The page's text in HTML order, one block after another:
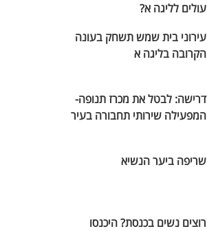
עולים לליגה א?
עירוני בית שמש תשחק בעונה
הקרובה בליגה א
דרישה: לבטל את מכרז תנופה-
המפעילה שירותי תחבורה בעיר
שריפה ביער הנשיא
רוצים נשים בכנסת? היכנסו